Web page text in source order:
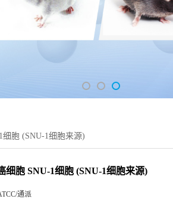
细胞 (SNU-1细胞来源)
细胞 SNU-1细胞 (SNU-1细胞来源)
通派